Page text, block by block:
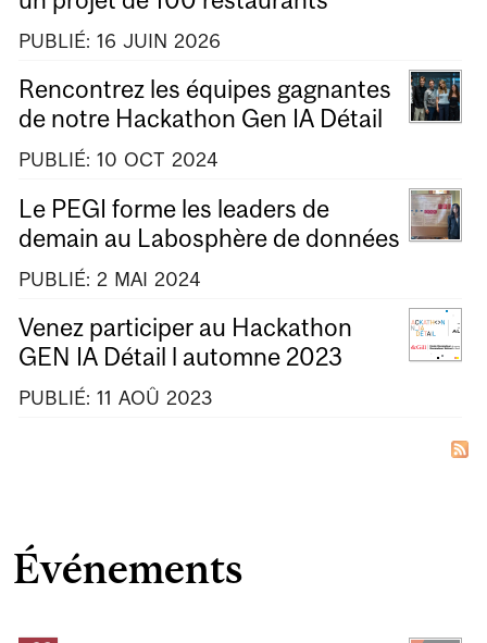
PUBLIÉ: 16 JUIN 2026
Rencontrez les équipes gagnantes
de notre Hackathon Gen IA Détail
PUBLIÉ: 10 OCT 2024
Le PEGI forme les leaders de
demain au Labosphère de données
PUBLIÉ: 2 MAI 2024
Venez participer au Hackathon
GEN IA Détail l automne 2023
PUBLIÉ: 11 AOÛ 2023
Événements